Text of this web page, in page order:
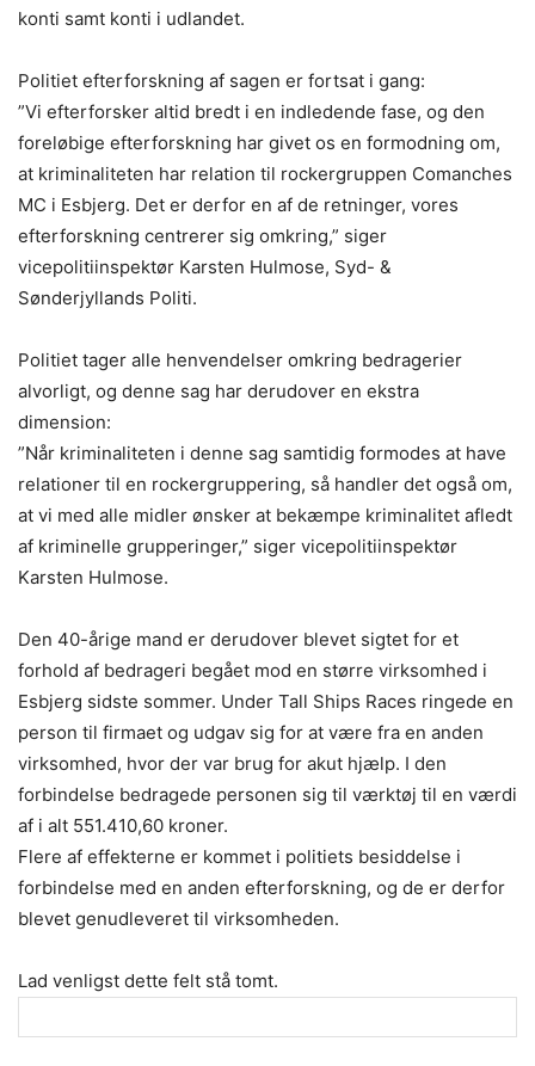
konti samt konti i udlandet.
Politiet efterforskning af sagen er fortsat i gang:
”Vi efterforsker altid bredt i en indledende fase, og den
foreløbige efterforskning har givet os en formodning om,
at kriminaliteten har relation til rockergruppen Comanches
MC i Esbjerg. Det er derfor en af de retninger, vores
efterforskning centrerer sig omkring,” siger
vicepolitiinspektør Karsten Hulmose, Syd- &
Sønderjyllands Politi.
Politiet tager alle henvendelser omkring bedragerier
alvorligt, og denne sag har derudover en ekstra
dimension:
”Når kriminaliteten i denne sag samtidig formodes at have
relationer til en rockergruppering, så handler det også om,
at vi med alle midler ønsker at bekæmpe kriminalitet afledt
af kriminelle grupperinger,” siger vicepolitiinspektør
Karsten Hulmose.
Den 40-årige mand er derudover blevet sigtet for et
forhold af bedrageri begået mod en større virksomhed i
Esbjerg sidste sommer. Under Tall Ships Races ringede en
person til firmaet og udgav sig for at være fra en anden
virksomhed, hvor der var brug for akut hjælp. I den
forbindelse bedragede personen sig til værktøj til en værdi
af i alt 551.410,60 kroner.
Flere af effekterne er kommet i politiets besiddelse i
forbindelse med en anden efterforskning, og de er derfor
blevet genudleveret til virksomheden.
Lad venligst dette felt stå tomt.